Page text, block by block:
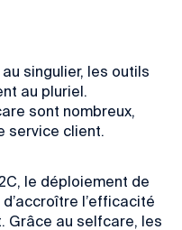
singulier, les outils
au pluriel.
sont nombreux,
service client.
le déploiement de
l’efficacité
Grâce au selfcare, les